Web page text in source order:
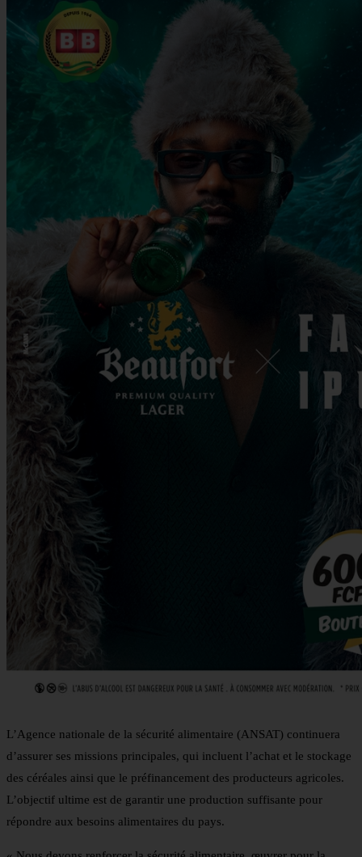
L’Agence nationale de la sécurité alimentaire (ANSAT) continuera
d’assurer ses missions principales, qui incluent l’achat et le stockage
des céréales ainsi que le préfinancement des producteurs agricoles.
L’objectif ultime est de garantir une production suffisante pour
répondre aux besoins alimentaires du pays.